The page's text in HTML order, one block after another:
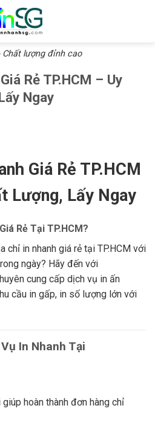
Chất lượng đỉnh cao
Rẻ TP.HCM – Uy
Ngay
Giá Rẻ TP.HCM
Lượng, Lấy Ngay
Rẻ Tại TP.HCM?
chỉ in nhanh giá rẻ tại TP.HCM với
ngày? Hãy đến với
cung cấp dịch vụ in ấn
cầu in gấp, in số lượng lớn với
In Nhanh Tại
hoàn thành đơn hàng chỉ